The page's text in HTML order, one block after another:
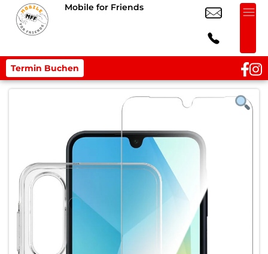
Mobile for Friends
Termin Buchen